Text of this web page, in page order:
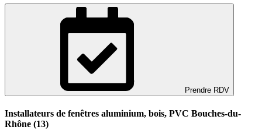
Prendre RDV
Installateurs de fenêtres aluminium, bois, PVC Bouches-du-
Rhône (13)